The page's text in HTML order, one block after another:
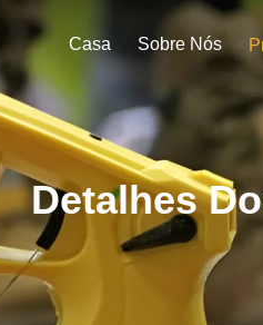
Casa Sobre Nós
Detalhes